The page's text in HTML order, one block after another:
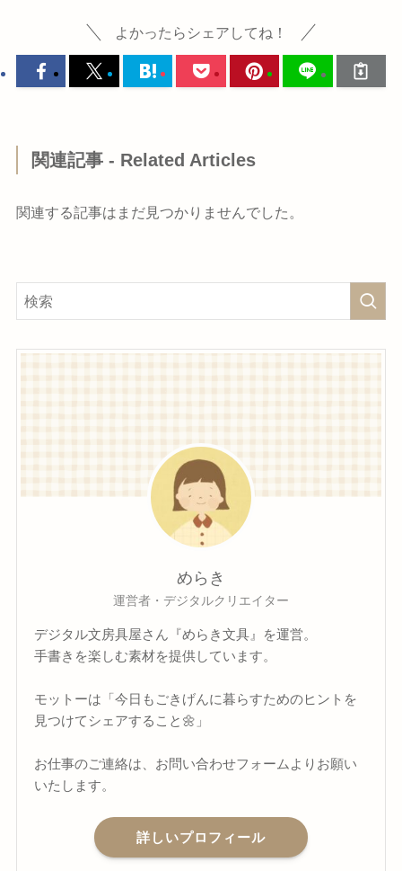
よかったらシェアしてね！
関連記事 - Related Articles
関連する記事はまだ見つかりませんでした。
めらき
運営者・デジタルクリエイター
デジタル文房具屋さん『めらき文具』を運営。
手書きを楽しむ素材を提供しています。
モットーは「今日もごきげんに暮らすためのヒントを
見つけてシェアすること🌼」
お仕事のご連絡は、お問い合わせフォームよりお願い
いたします。
詳しいプロフィール